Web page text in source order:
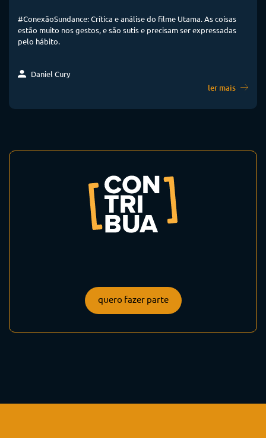
#ConexãoSundance: Crítica e análise do filme Utama. As coisas
estão muito nos gestos, e são sutis e precisam ser expressadas
pelo hábito.
Daniel Cury
ler mais
quero fazer parte